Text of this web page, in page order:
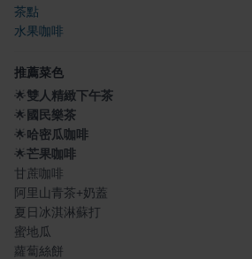
茶點
水果咖啡
推薦菜色
🌟雙人精緻下午茶
🌟 國民樂茶
🌟哈密瓜咖啡
🌟芒果咖啡
甘蔗咖啡
阿里山青茶+奶蓋
夏日冰淇淋蘇打
蜜地瓜
蘿蔔絲餅